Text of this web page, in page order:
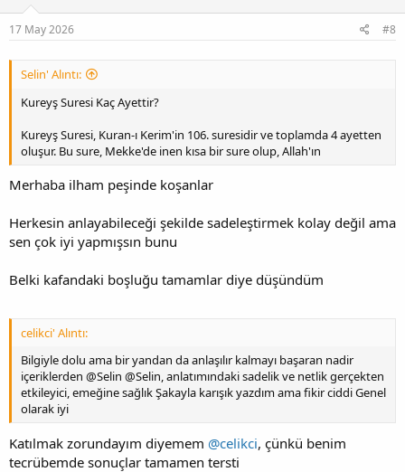
17 May 2026 #8
Selin' Alıntı:
Kureyş Suresi Kaç Ayettir?
Kureyş Suresi, Kuran-ı Kerim'in 106. suresidir ve toplamda 4 ayetten
oluşur. Bu sure, Mekke'de inen kısa bir sure olup, Allah'ın
Merhaba ilham peşinde koşanlar
Herkesin anlayabileceği şekilde sadeleştirmek kolay değil ama
sen çok iyi yapmışsın bunu
Belki kafandaki boşluğu tamamlar diye düşündüm
celikci' Alıntı:
Bilgiyle dolu ama bir yandan da anlaşılır kalmayı başaran nadir
içeriklerden @Selin @Selin, anlatımındaki sadelik ve netlik gerçekten
etkileyici, emeğine sağlık Şakayla karışık yazdım ama fikir ciddi Genel
olarak iyi
Katılmak zorundayım diyemem @celikci, çünkü benim
tecrübemde sonuçlar tamamen tersti